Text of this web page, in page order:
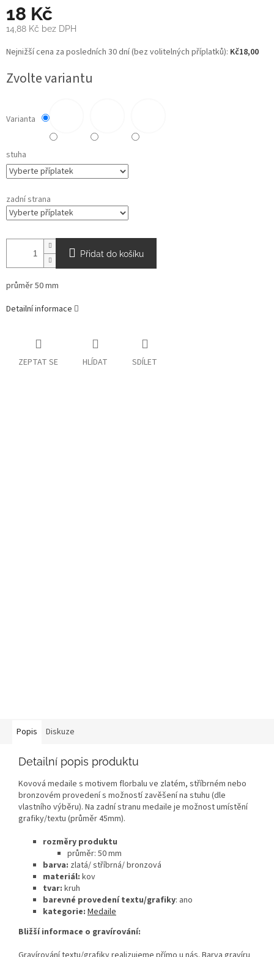
18 Kč
14,88 Kč bez DPH
Měrná
cena:
Nejnižší cena za posledních 30 dní (bez volitelných příplatků): Kč18,00
Zvolte variantu
Varianta
stuha
zadní strana
Přidat do košíku
průměr 50 mm
Detailní informace
ZEPTAT SE HLÍDAT SDÍLET
Popis Diskuze
Detailní popis produktu
Kovová medaile s motivem florbalu ve zlatém, stříbrném nebo
bronzovém provedení s možností zavěšení na stuhu (dle
vlastního výběru). Na zadní stranu medaile je možnost umístění
grafiky/textu (průměr 45mm).
rozměry produktu
průměr: 50 mm
barva: zlatá/ stříbrná/ bronzová
materiál: kov
tvar: kruh
barevné provedení textu/grafiky: ano
kategorie: Medaile
Bližší informace o gravírování: